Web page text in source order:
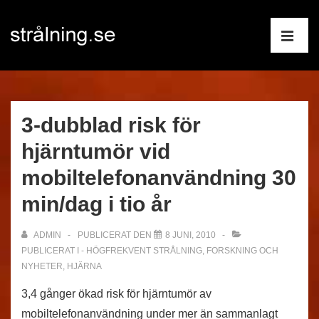
Hoppa
huvudinnehåll
3-dubblad risk för
hjärntumör vid
mobiltelefonanvändning 30
min/dag i tio år
ADMIN PUBLICERAT DEN
8 JUNI, 2010
PUBLICERAT I - HÖGFREKVENT STRÅLNING, FORSKNING OCH
NYHETER, HJÄRNA
3,4 gånger ökad risk för hjärntumör av
mobiltelefonanvändning under mer än sammanlagt